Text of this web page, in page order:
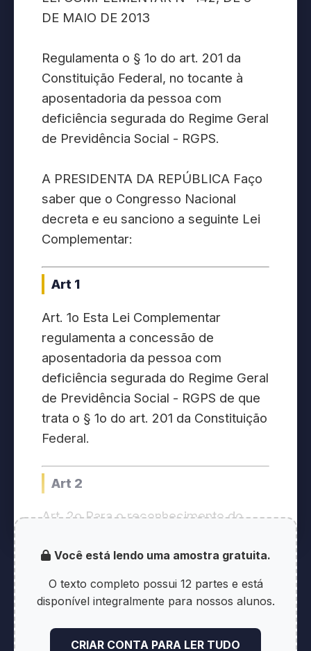
DE MAIO DE 2013
Regulamenta o § 1o do art. 201 da
Constituição Federal, no tocante à
aposentadoria da pessoa com
deficiência segurada do Regime Geral
de Previdência Social - RGPS.
A PRESIDENTA DA REPÚBLICA Faço
saber que o Congresso Nacional
decreta e eu sanciono a seguinte Lei
Complementar:
Art 1
Art. 1o Esta Lei Complementar
regulamenta a concessão de
aposentadoria da pessoa com
deficiência segurada do Regime Geral
de Previdência Social - RGPS de que
trata o § 1o do art. 201 da Constituição
Federal.
Art 2
Art. 2o Para o reconhecimento do
esta Lei Complementar, considera-se
pessoa com deficiência aquela que
tem impedimentos de longo prazo de
sensorial, os quais, em interação com
Você está lendo uma amostra gratuita.
O texto completo possui 12 partes e está
disponível integralmente para nossos alunos.
CRIAR CONTA PARA LER TUDO